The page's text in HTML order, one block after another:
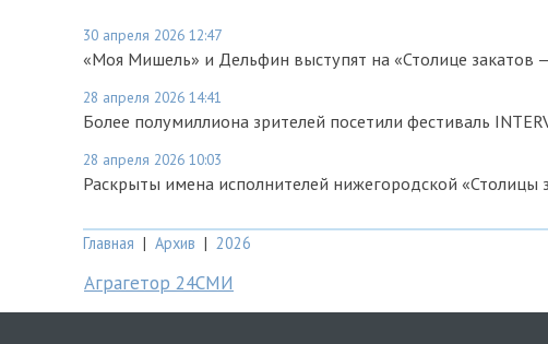
30 апреля 2026 12:47
«Моя Мишель» и Дельфин выступят на «Столице закатов
28 апреля 2026 14:41
Более полумиллиона зрителей посетили фестиваль
28 апреля 2026 10:03
Раскрыты имена исполнителей нижегородской «Столицы
Главная | Архив | 2026
Аграгетор 24СМИ